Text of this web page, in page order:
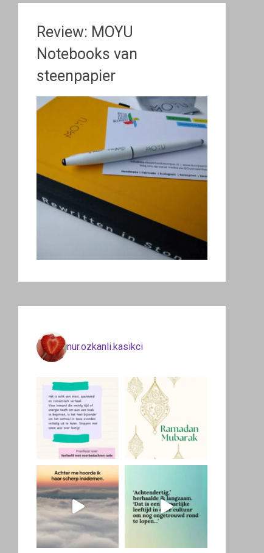
Review: MOYU
Notebooks van
steenpapier
nur.ozkanli.kasikci